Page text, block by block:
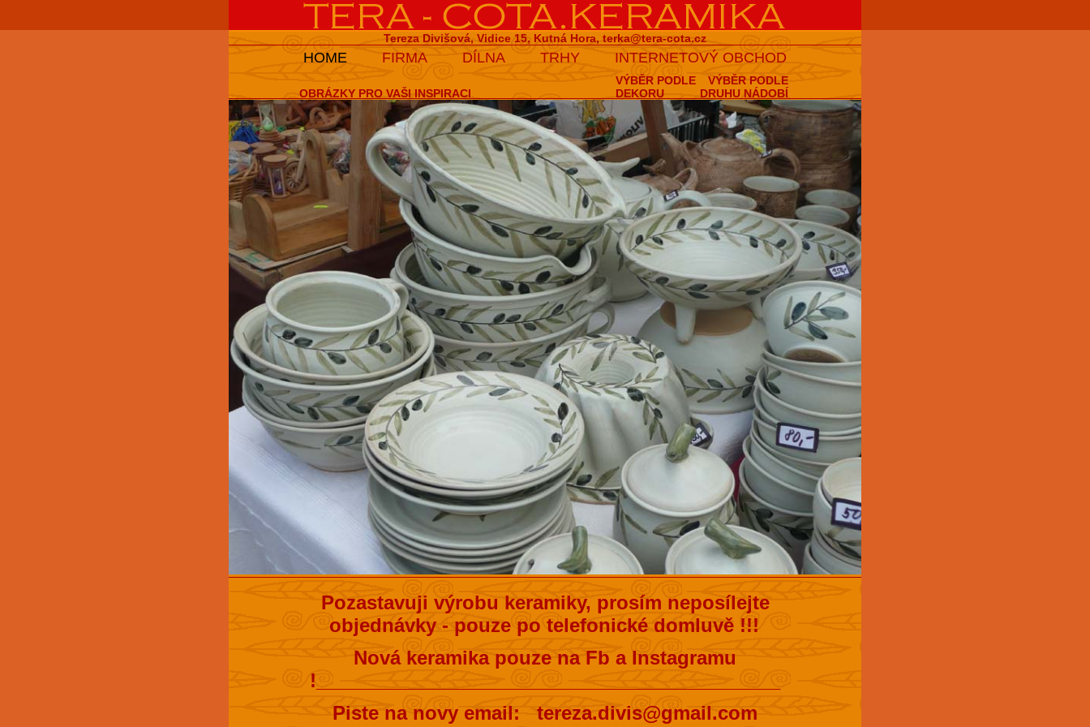
Tereza Divišová, Vidice 15, Kutná Hora, terka@tera-cota.cz
HOME FIRMA DÍLNA TRHY INTERNETOVÝ OBCHOD
OBRÁZKY PRO VAŠI INSPIRACI
VÝBĚR PODLE
DRUHU NÁDOBÍ
VÝBĚR PODLE
DEKORU
Pozastavuji výrobu keramiky, prosím neposílejte
objednávky - pouze po telefonické domluvě !!!
Nová keramika pouze na Fb a Instagramu
!____________________________________________
Piste na novy email: tereza.divis@gmail.com